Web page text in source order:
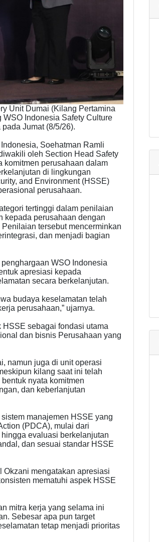
Unit Dumai (Kilang Pertamina
Indonesia Safety Culture
Jumat (8/5/26).
Soehatman Ramli
oleh Section Head Safety
komitmen perusahaan dalam
di lingkungan
and Environment (HSSE)
perusahaan.
tertinggi dalam penilaian
kepada perusahaan dengan
tersebut mencerminkan
dan menjadi bagian
WSO Indonesia
apresiasi kepada
secara berkelanjutan.
budaya keselamatan telah
perusahaan,” ujarnya.
sebagai fondasi utama
dan bisnis Perusahaan yang
namun juga di unit operasi
kilang saat ini telah
nyata komitmen
dan keberlanjutan
manajemen HSSE yang
(PDCA), mulai dari
evaluasi berkelanjutan
dan sesuai standar HSSE
mengatakan apresiasi
mematuhi aspek HSSE
mitra kerja yang selama ini
Sebesar apa pun target
tetap menjadi prioritas